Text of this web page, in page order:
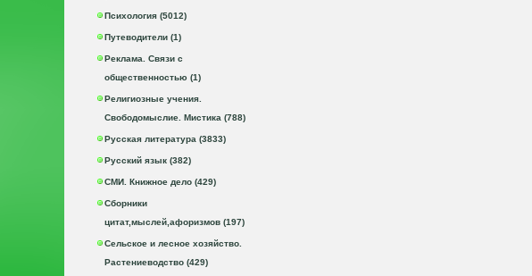
Психология (5012)
Путеводители (1)
Реклама. Связи с
общественностью (1)
Религиозные учения.
Свободомыслие. Мистика (788)
Русская литература (3833)
Русский язык (382)
СМИ. Книжное дело (429)
Сборники
цитат,мыслей,афоризмов (197)
Сельское и лесное хозяйство.
Растениеводство (429)